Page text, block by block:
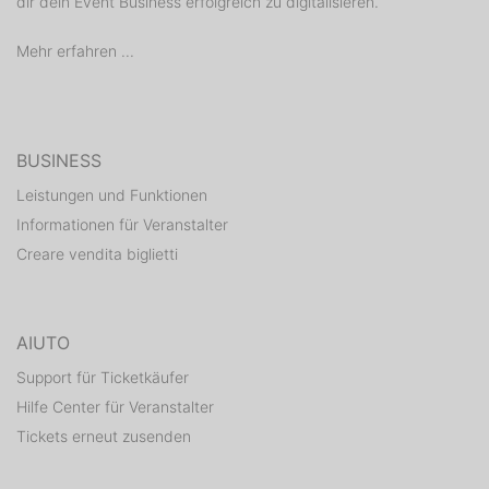
Mehr erfahren ...
BUSINESS
Leistungen und Funktionen
Informationen für Veranstalter
Creare vendita biglietti
AIUTO
Support für Ticketkäufer
Hilfe Center für Veranstalter
Tickets erneut zusenden